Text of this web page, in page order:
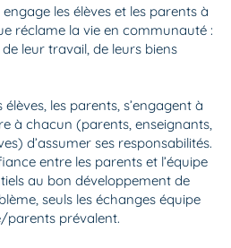
engage les élèves et les parents à
réclame la vie en communauté :
leur travail, de leurs biens
les parents, s’engagent à
à chacun (parents, enseignants,
d’assumer ses responsabilités.
entre les parents et l’équipe
au bon développement de
seuls les échanges équipe
parents prévalent.